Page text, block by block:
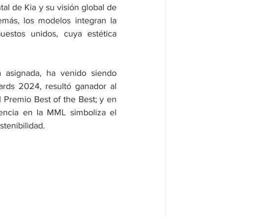
de Kia y su visión global de
los modelos integran la
unidos, cuya estética
ha venido siendo
2024, resultó ganador al
Best of the Best; y en
en la MML simboliza el